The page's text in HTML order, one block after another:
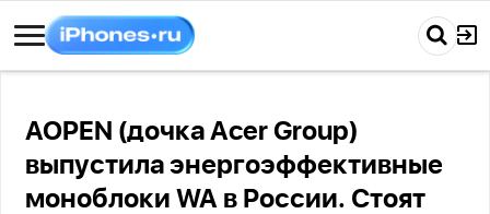
AOPEN (дочка Acer Group)
выпустила энергоэффективные
моноблоки WA в России. Стоят